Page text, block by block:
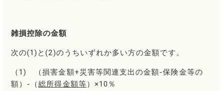
雑損控除の金額
次の(1)と(2)のうちいずれか多い方の金額です。
（1) （損害金額+災害等関連支出の金額-保険金等の
額）-（総所得金額等）×10％